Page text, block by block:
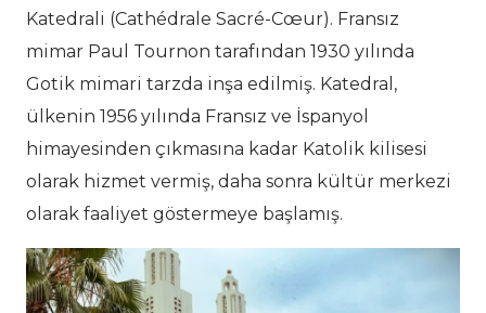
Katedrali (Cathédrale Sacré-Cœur). Fransız
mimar Paul Tournon tarafından 1930 yılında
Gotik mimari tarzda inşa edilmiş. Katedral,
ülkenin 1956 yılında Fransız ve İspanyol
himayesinden çıkmasına kadar Katolik kilisesi
olarak hizmet vermiş, daha sonra kültür merkezi
olarak faaliyet göstermeye başlamış.